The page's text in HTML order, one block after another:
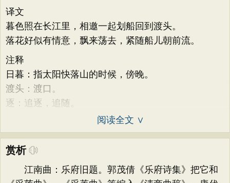
译文
暮色照在长江里，相邀一起划船回到渡头。
落花好似有情意，飘来荡去，紧随船儿朝前流。
注释
日暮：指太阳快落山的时候，傍晚。
渡头：渡口。
逐：追逐，追随。
阅读全文 ∨
赏析
江南曲：乐府旧题。郭茂倩《乐府诗集》把它和